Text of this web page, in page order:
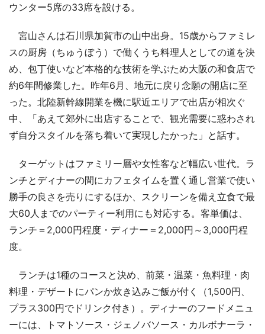
ウンター5席の33席を設ける。
宮山さんは石川県加賀市の山中出身。15歳からファミレ
スの厨房（ちゅうぼう）で働くうち料理人としての道を決
め、包丁使いなど本格的な技術を学ぶため大阪の和食店で
約6年間修業した。昨年6月、地元に戻り念願の開店に至
った。北陸新幹線開業を機に駅近エリアで出店が相次ぐ
中、「あえて郊外に出店することで、観光需要に惑わされ
ず自分スタイルを落ち着いて実現したかった」と話す。
ターゲットはファミリー層や女性客など幅広い世代。ラ
ンチとディナーの間にカフェタイムを置く通し営業で使い
勝手の良さを売りにするほか、スクリーンを備え立食で最
大60人までのパーティー利用にも対応する。客単価は、
ランチ＝2,000円程度・ディナー＝2,000円～3,000円程
度。
ランチは1種のコースと決め、前菜・温菜・魚料理・肉
料理・デザートにパンか炊き込みご飯が付く（1,500円、
プラス300円でドリンク付き）。ディナーのフードメニュ
ーには、トマトソース・ジェノバソース・カルボナーラ・